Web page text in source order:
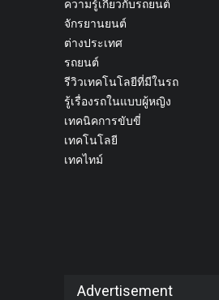
ความรู้เกี่ยวกับรถยนต์
จักรยานยนต์
ต่างประเทศ
รถยนต์
รีวิวเทคโนโลยีที่มีในรถ
รู้เรื่องรถในแบบผู้หญิง
เทคนิคการขับขี่
เทคโนโลยี
เทคไทม์
Advertisement